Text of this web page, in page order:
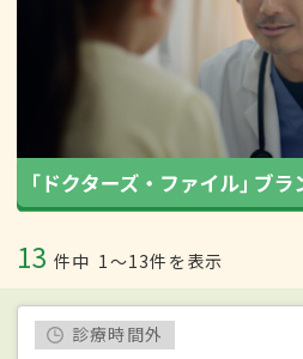
13 件中 1〜13件を表示
診療時間外